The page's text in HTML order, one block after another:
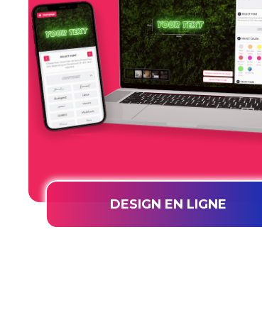
DESIGN EN LIGNE